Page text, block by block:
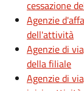
cessazione
Agenzie
dell'attività
Agenzie di
della filiale
Agenzie di